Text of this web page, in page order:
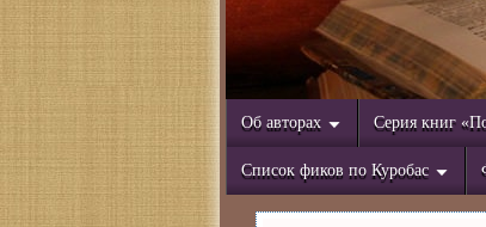
Об авторах Серия книг
Список фиков по Куробас